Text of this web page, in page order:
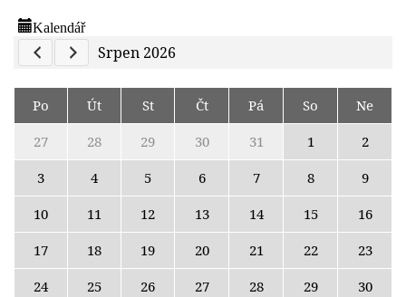
Kalendář
Previous Calendar
Next Calendar
Srpen 2026
Po Út St Čt Pá So
Ne
27
28 29 30 31 1
2
3
4 5 6 7 8
9
10
11 12 13 14 15
16
17
18 19 20 21 22
23
24
25 26 27 28 29
30